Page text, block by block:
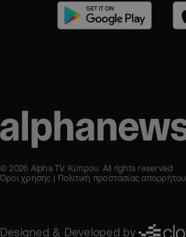
© 2026 Alpha TV Κύπρου. All rights reserved
Όροι χρήσης
Πολιτική προστασίας απορρήτου
Designed & Developed by